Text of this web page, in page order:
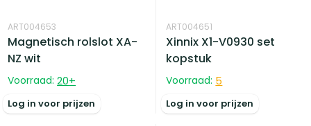
ART004653
Magnetisch rolslot XA-
NZ wit
Voorraad: 20+
Log in voor prijzen
ART004651
Xinnix X1-V0930 set
kopstuk
Voorraad: 5
Log in voor prijzen